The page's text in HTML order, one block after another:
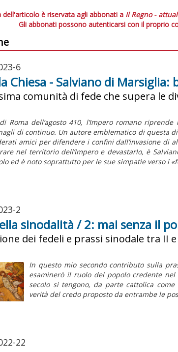
dell'articolo è riservata agli abbonati a Il Regno -
Gli abbonati possono autenticarsi con il proprio
6
Chiesa - Salviano di Marsiglia:
comunità di fede che supera le
Roma dell’agosto 410, l’Impero romano
di continuo. Un autore emblematico di questa
amiciper difendere i confini dall’invasione di
nel territorio dell’Impero e devastarlo, è
ed è noto soprattutto per le sue simpatie verso i
2
sinodalità / 2: mai senza il
dei fedeli e prassi sinodale tra II e
In questo mio secondo contributo sulla
esaminerò il ruolo del popolo credente
secolo si tengono, da parte cattolica
verità del credo proposto da entrambe le
22